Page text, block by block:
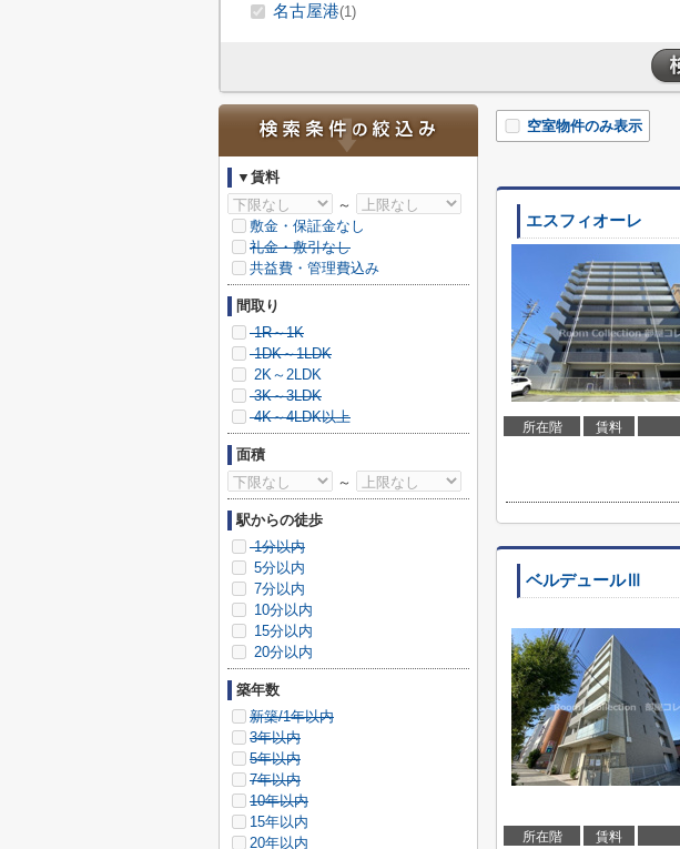
名古屋港(1)
空室物件のみ表示
エスフィオーレ
所在階 賃料
ベルデュールⅢ
所在階 賃料
▼賃料
～
敷金・保証金なし
礼金・敷引なし
共益費・管理費込み
間取り
1R～1K
1DK～1LDK
2K～2LDK
3K～3LDK
4K～4LDK以上
面積
～
駅からの徒歩
1分以内
5分以内
7分以内
10分以内
15分以内
20分以内
築年数
新築/1年以内
3年以内
5年以内
7年以内
10年以内
15年以内
20年以内